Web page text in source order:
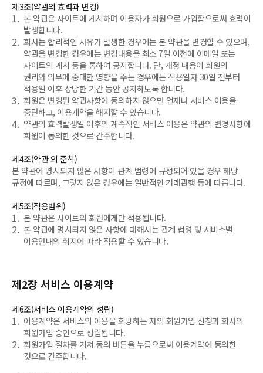
제3조(약관의 효력과 변경)
1. 본 약관은 사이트에 게시하며 이용자가 회원으로 가입함으로써 효력이
발생합니다.
2. 회사는 합리적인 사유가 발생한 경우에는 본 약관을 변경할 수 있으며,
약관을 변경한 경우에는 변경내용을 최소 7일 이전에 이메일 또는
사이트의 게시 등을 통하여 공지합니다. 단, 개정 내용이 회원의
권리와 의무에 중대한 영향을 주는 경우에는 적용일자 30일 전부터
적용일 이후 상당한 기간 동안 공지하도록 합니다.
3. 회원은 변경된 약관사항에 동의하지 않으면 언제나 서비스 이용을
중단하고, 이용계약을 해지할 수 있습니다.
4. 약관의 효력발생일 이후의 계속적인 서비스 이용은 약관의 변경사항에
회원이 동의한 것으로 간주합니다.
제4조(약관 외 준칙)
본 약관에 명시되지 않은 사항이 관계 법령에 규정되어 있을 경우 해당
규정에 따르며, 그렇지 않은 경우에는 일반적인 거래관행 등에 따릅니다.
제5조(적용범위)
1. 본 약관은 사이트의 회원에게만 적용됩니다.
2. 본 약관에 명시되지 않은 사항에 대해서는 관계 법령 및 서비스별
이용안내의 취지에 따라 적용할 수 있습니다.
제2장 서비스 이용계약
제6조(서비스 이용계약의 성립)
1. 이용계약은 서비스의 이용을 희망하는 자의 회원가입 신청과 회사의
회원가입 승인으로 성립됩니다.
2. 회원가입 절차를 거쳐 동의 버튼을 누름으로써 이용계약에 동의한
것으로 간주합니다.